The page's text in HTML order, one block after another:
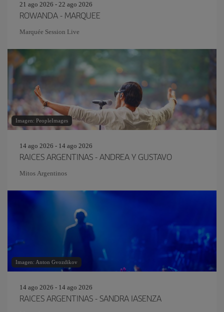
21 ago 2026 - 22 ago 2026
ROWANDA - MARQUEE
Marquée Session Live
Imagen: PeopleImages
14 ago 2026 - 14 ago 2026
RAICES ARGENTINAS - ANDREA Y GUSTAVO
Mitos Argentinos
Imagen: Anton Gvozdikov
14 ago 2026 - 14 ago 2026
RAICES ARGENTINAS - SANDRA IASENZA